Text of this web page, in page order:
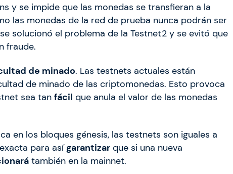
y se impide que las monedas se transfieran a la
las monedas de la red de prueba nunca podrán ser
solucionó el problema de la Testnet2 y se evitó que
fraude.
de minado. Las testnets actuales están
de minado de las criptomonedas. Esto provoca
sea tan fácil que anula el valor de las monedas
en los bloques génesis, las testnets son iguales a
para asígarantizar que si una nueva
también en la mainnet.